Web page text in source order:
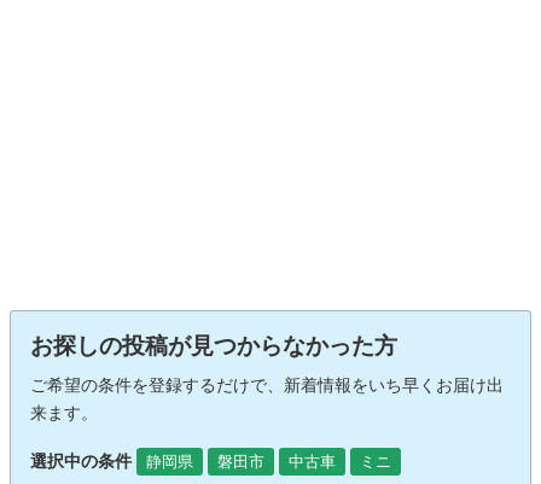
お探しの投稿が見つからなかった方
ご希望の条件を登録するだけで、新着情報をいち早くお届け出
来ます。
選択中の条件 静岡県 磐田市 中古車 ミニ